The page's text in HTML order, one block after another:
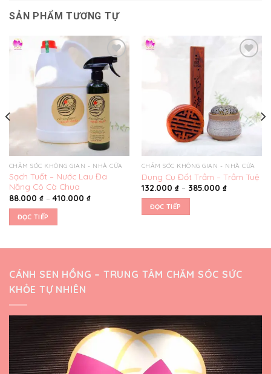
SẢN PHẨM TƯƠNG TỰ
Yêu
thích
CHĂM SÓC KHÔNG GIAN - NHÀ CỬA
Sạch Tuốt – Nước Lau Đa
Năng Cô Cà Chua
88.000 ₫–410.000 ₫
ĐỌC TIẾP
CHĂM SÓC KHÔNG GIAN - NHÀ CỬA
Dụng Cụ Đốt Trầm – Trầm Tuệ
132.000 ₫– 385.000 ₫
ĐỌC TIẾP
CÁNH SEN HỒNG – TRUNG TÂM CHĂM SÓC SỨC
KHỎE TỰ NHIÊN